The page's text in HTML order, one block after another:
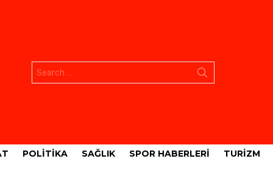
POLITIKA SAĞLIK SPOR HABERLERI TURIZM